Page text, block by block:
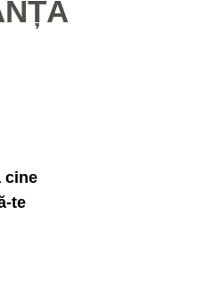
cine
te